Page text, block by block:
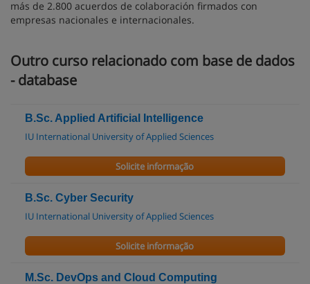
más de 2.800 acuerdos de colaboración firmados con
empresas nacionales e internacionales.
Outro curso relacionado com base de dados
- database
B.Sc. Applied Artificial Intelligence
IU International University of Applied Sciences
Solicite informação
B.Sc. Cyber Security
IU International University of Applied Sciences
Solicite informação
M.Sc. DevOps and Cloud Computing